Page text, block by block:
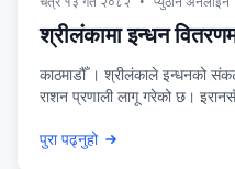
श्रीलंकामा इन्धन
काठमाडौँ । श्रीलंकाले इन्धनको
राशन प्रणाली लागू गरेको छ।
प्रतिशत ऊर्जा आवश्यकता
पुरा पढ्नुहो